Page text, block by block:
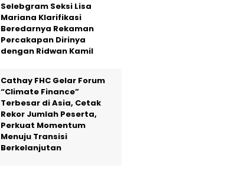
Selebgram Seksi Lisa
Mariana Klarifikasi
Beredarnya Rekaman
Percakapan Dirinya
dengan Ridwan Kamil
Cathay FHC Gelar Forum
“Climate Finance”
Terbesar di Asia, Cetak
Rekor Jumlah Peserta,
Perkuat Momentum
Menuju Transisi
Berkelanjutan